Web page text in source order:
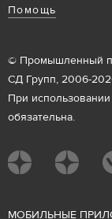
Помощь
© Промышленный
СД Групп, 2006-
При
обязательна.
МОБИЛЬНЫЕ